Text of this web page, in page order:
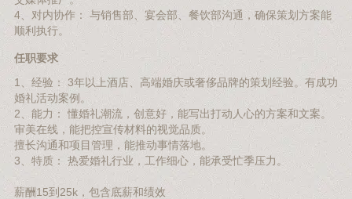
4、对内协作： 与销售部、宴会部、餐饮部沟通，确保策划方案能
顺利执行。
任职要求
1、经验： 3年以上酒店、高端婚庆或奢侈品牌的策划经验。有成功
婚礼活动案例。
2、能力： 懂婚礼潮流，创意好，能写出打动人心的方案和文案。
审美在线，能把控宣传材料的视觉品质。
擅长沟通和项目管理，能推动事情落地。
3、特质： 热爱婚礼行业，工作细心，能承受忙季压力。
薪酬15到25k，包含底薪和绩效